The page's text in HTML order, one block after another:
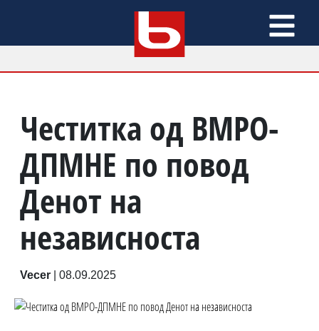
Честитка од ВМРО-
ДПМНЕ по повод
Денот на
независноста
Vecer 08.09.2025